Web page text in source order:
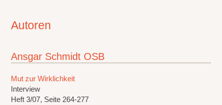
Autoren
Ansgar Schmidt OSB
Mut zur Wirklichkeit
Interview
Heft 3/07, Seite 264-277